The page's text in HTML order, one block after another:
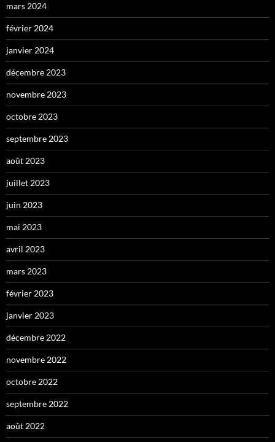
mars 2024
février 2024
janvier 2024
décembre 2023
novembre 2023
octobre 2023
septembre 2023
août 2023
juillet 2023
juin 2023
mai 2023
avril 2023
mars 2023
février 2023
janvier 2023
décembre 2022
novembre 2022
octobre 2022
septembre 2022
août 2022